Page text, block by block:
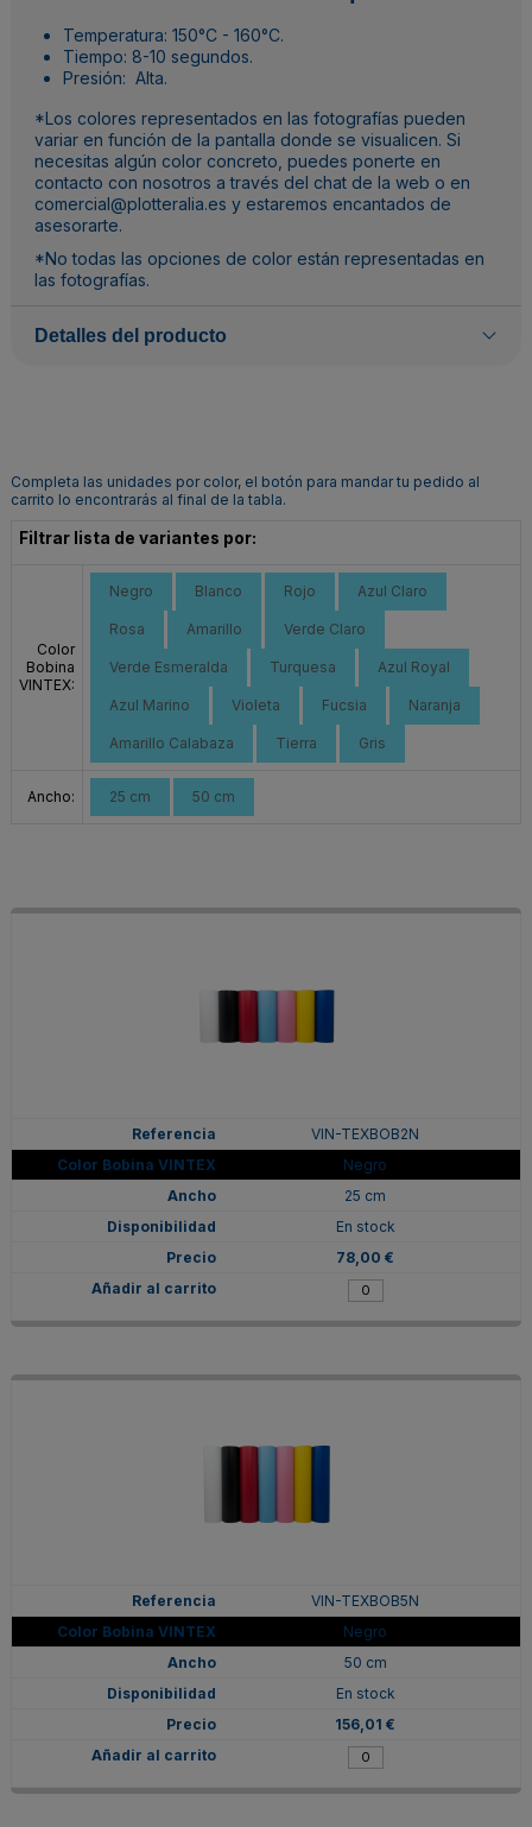
Temperatura: 150°C - 160°C.
Tiempo: 8-10 segundos.
Presión: Alta.
*Los colores representados en las fotografías pueden
variar en función de la pantalla donde se visualicen. Si
necesitas algún color concreto, puedes ponerte en
contacto con nosotros a través del chat de la web o en
comercial@plotteralia.es y estaremos encantados de
asesorarte.
*No todas las opciones de color están representadas en
las fotografías.
Detalles del producto
Completa las unidades por color, el botón para mandar tu pedido al
carrito lo encontrarás al final de la tabla.
Filtrar lista de variantes por:
Color
Bobina
VINTEX:
Negro Blanco Rojo Azul Claro
Rosa Amarillo Verde Claro
Verde Esmeralda Turquesa Azul Royal
Azul Marino Violeta Fucsia Naranja
Amarillo Calabaza Tierra Gris
Ancho: 25 cm 50 cm
VIN-TEXBOB2N
Negro
25 cm
En stock
78,00 €
VIN-TEXBOB5N
Negro
50 cm
En stock
156,01 €